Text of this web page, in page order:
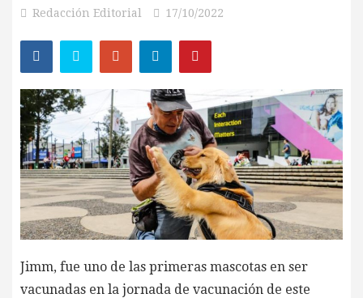
Redacción Editorial 17/10/2022
Jimm, fue uno de las primeras mascotas en ser
vacunadas en la jornada de vacunación de este